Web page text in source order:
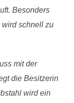
Besonders
schnell zu
mit der
die Besitzerin
wird ein